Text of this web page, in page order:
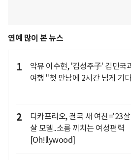
연예 많이 본 뉴스
1
악뮤 이수현, '김성주子' 김민국
여행 "첫 만남에 2시간 넘게 기
2
디카프리오, 결국 새 여친='23
살 모델..소름 끼치는 여성편력
[Oh!llywood]